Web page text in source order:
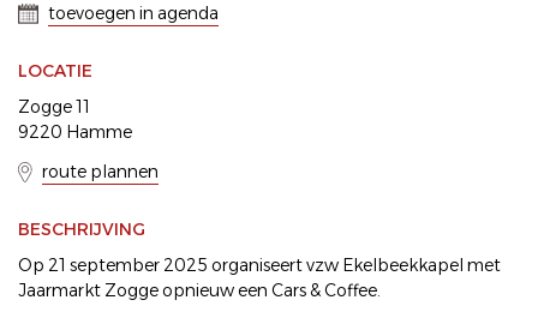
toevoegen in agenda
LOCATIE
Zogge 11
9220 Hamme
route plannen
BESCHRIJVING
Op 21 september 2025 organiseert vzw Ekelbeekkapel met
Jaarmarkt Zogge opnieuw een Cars & Coffee.